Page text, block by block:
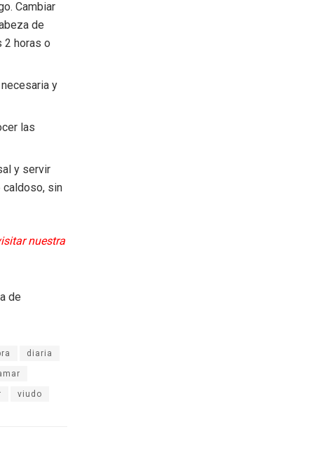
Cambiar
de
2 horas o
y
las
y servir
caldoso, sin
nuestra
de
diaria
viudo